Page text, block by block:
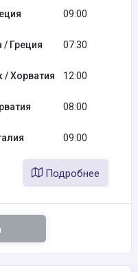
09:00
/ Греция 07:30
/ Хорватия 12:00
08:00
09:00
Подробнее